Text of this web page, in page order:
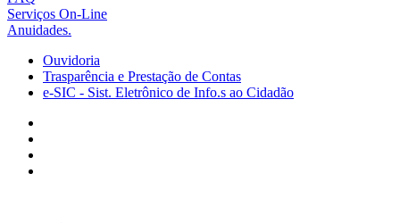
Serviços On-Line
Anuidades.
Ouvidoria
Trasparência e Prestação de Contas
e-SIC - Sist. Eletrônico de Info.s ao Cidadão